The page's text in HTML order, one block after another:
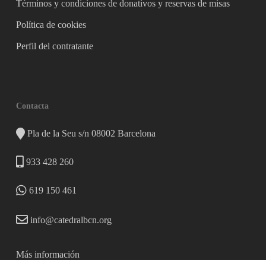
Términos y condiciones de donativos y reservas de misas
Política de cookies
Perfil del contratante
Contacta
Pla de la Seu s/n 08002 Barcelona
933 428 260
619 150 461
info@catedralbcn.org
Más información